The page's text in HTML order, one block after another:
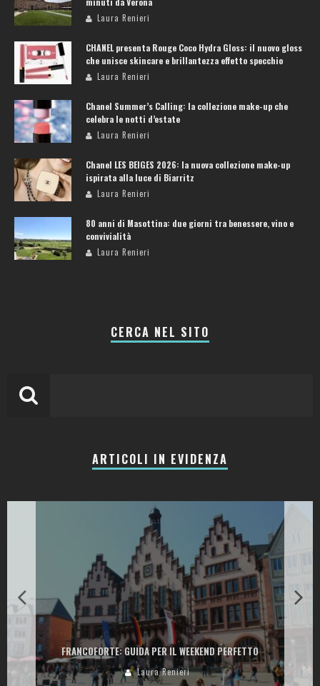
Laura Renieri
CHANEL presenta Rouge Coco Hydra Gloss: il nuovo gloss
che unisce skincare e brillantezza effetto specchio
Laura Renieri
Chanel Summer’s Calling: la collezione make-up che
celebra le notti d’estate
Laura Renieri
Chanel LES BEIGES 2026: la nuova collezione make-up
ispirata alla luce di Biarritz
Laura Renieri
80 anni di Masottina: due giorni tra benessere, vino e
convivialità
Laura Renieri
CERCA NEL SITO
ARTICOLI IN EVIDENZA
LA COLLINA DEI CILIEGI: RESORT, CANTINA E RISTORANTI TRA LE
COLLINE DELLA VALPANTENA
Laura Renieri